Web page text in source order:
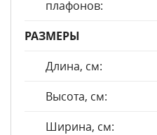
плафонов:
РАЗМЕРЫ
Длина, см:
Высота, см:
Ширина, см: